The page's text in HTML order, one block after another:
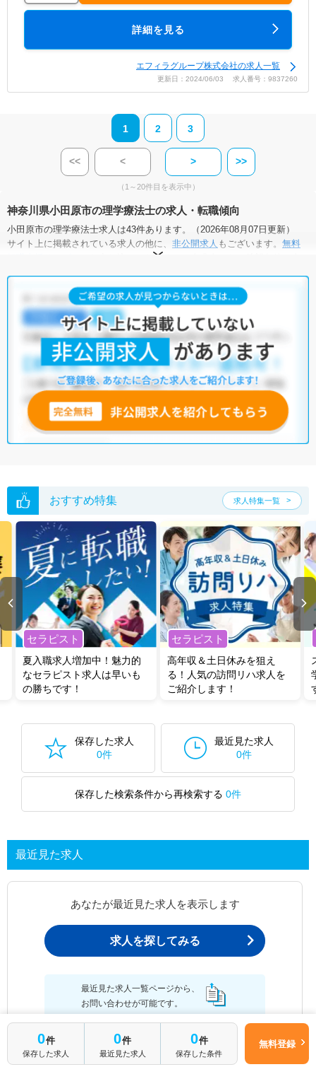
詳細を見る
エフィラグループ株式会社の求人一覧
更新日：2024/06/03 求人番号：9837260
1 2 3
<< < > >>
（1～20件目を表示中）
神奈川県小田原市の理学療法士の求人・転職傾向
小田原市の理学療法士求人は43件あります。（2026年08月07日更新）
サイト上に掲載されている求人の他に、 非公開求人 もございます。 無料
にお申し込みいただくと、全求人からご希望条件に合
小田原市の理学療法士求人では以下のような条件が人気です。
土日祝休・積極採用中・ 新卒OK ・ 正社員(正職員)
クリニック・介護福祉施設・訪問リハビリ(在宅医療)・
・保育園 ・その他
他の条件でも人気の求人がございますので、「こだわり条件」から検索
いただくか、お気軽にお問い合わせください。
全国の理学療法士求人
無料転職支援サービス
にお申し込みいただくと、ご希望条件をヒアリン
グした上で求人をご提案いたします。
い。
おすすめ特集 求人特集一覧
セラピスト
夏入職求人増加中！魅力的
なセラピスト求人は早いも
の勝ちです！
セラピスト
高年収＆土日休みを狙え
る！人気の訪問リハ求人を
ご紹介します！
保存した求人
0件
最近見た求人
0件
保存した検索条件から再検索する 0件
最近見た求人
あなたが最近見た求人を表示します
求人を探してみる
最近見た求人一覧ページから、
お問い合わせが可能です。
0件
保存した求人
0件
最近見た求人
0件
保存した条件
無料登録